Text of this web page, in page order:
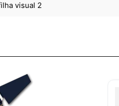
visual 2